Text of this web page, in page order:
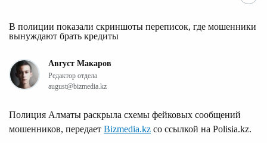
В полиции показали скриншоты переписок, где мошенники
вынуждают брать кредиты
Август Макаров
Редактор отдела
august@bizmedia.kz
Полиция Алматы раскрыла схемы фейковых сообщений
мошенников, передает Bizmedia.kz со ссылкой на Polisia.kz.